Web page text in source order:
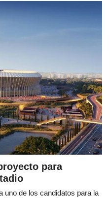
para
uno de los candidatos para la